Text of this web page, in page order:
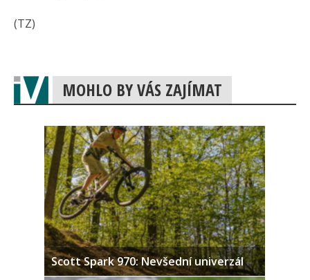
(TZ)
MOHLO BY VÁS ZAJÍMAT
Scott Spark 970: Nevšední univerzál